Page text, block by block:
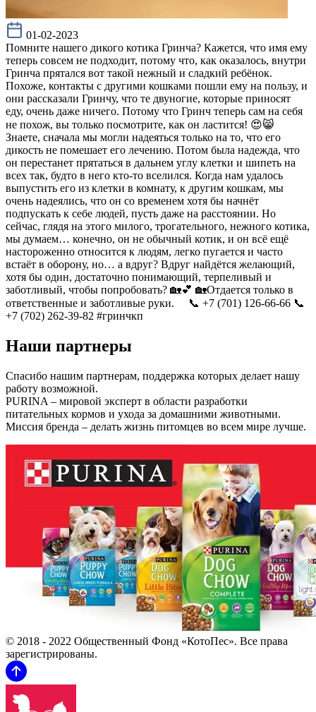
01-02-2023
Помните нашего дикого котика Гринча? Кажется, что имя ему
теперь совсем не подходит, потому что, как оказалось, внутри
Гринча прятался вот такой нежный и сладкий ребёнок.
Похоже, контакты с другими кошками пошли ему на пользу, и
они рассказали Гринчу, что те двуногие, которые приносят
еду, очень даже ничего. Потому что Гринч теперь сам на себя
не похож, вы только посмотрите, как он ластится! 😍😸
Знаете, сначала мы могли надеяться только на то, что его
дикость не помешает его лечению. Потом была надежда, что
он перестанет прятаться в дальнем углу клетки и шипеть на
всех так, будто в него кто-то вселился. Когда нам удалось
выпустить его из клетки в комнату, к другим кошкам, мы
очень надеялись, что он со временем хотя бы начнёт
подпускать к себе людей, пусть даже на расстоянии. Но
сейчас, глядя на этого милого, трогательного, нежного котика,
мы думаем… конечно, он не обычный котик, и он всё ещё
настороженно относится к людям, легко пугается и часто
встаёт в оборону, но… а вдруг? Вдруг найдётся желающий,
хотя бы один, достаточно понимающий, терпеливый и
заботливый, чтобы попробовать? 🏡💕 🏡Отдается только в
ответственные и заботливые руки. ⠀ 📞 +7 (701) 126-66-66 📞
+7 (702) 262-39-82 #гринчкп
Наши партнеры
Спасибо нашим партнерам, поддержка которых делает нашу
работу возможной.
PURINA – мировой эксперт в области разработки
питательных кормов и ухода за домашними животными.
Миссия бренда – делать жизнь питомцев во всем мире лучше.
© 2018 - 2022 Общественный Фонд «КотоПес». Все права
зарегистрированы.